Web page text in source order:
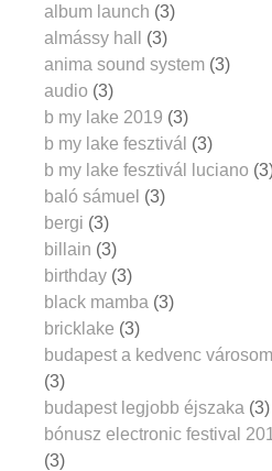
album launch (3)
almássy hall
(3)
anima sound system (3)
audio (3)
b my lake 2019 (3)
b my lake fesztivál (3)
b my lake fesztivál luciano
baló sámuel (3)
bergi (3)
billain (3)
birthday (3)
black mamba (3)
bricklake (3)
budapest a kedvenc városom
(3)
budapest legjobb éjszaka (3)
bónusz electronic festival
(3)